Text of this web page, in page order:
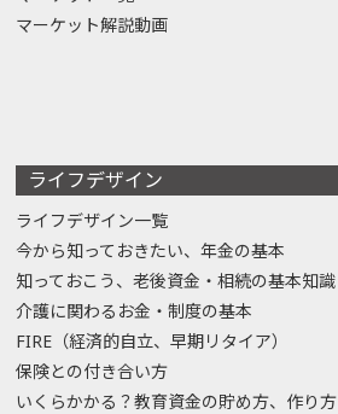
マーケット解説動画
ライフデザイン
ライフデザイン一覧
今から知っておきたい、年金の基本
知っておこう、老後資金・相続の基本知識
介護に関わるお金・制度の基本
FIRE（経済的自立、早期リタイア）
保険との付き合い方
いくらかかる？教育資金の貯め方、作り方